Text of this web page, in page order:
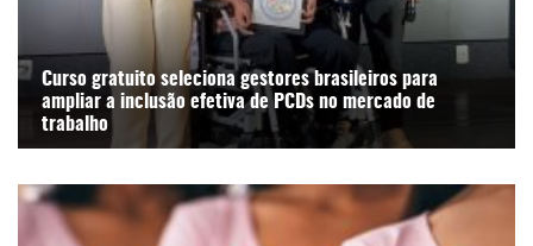
Curso gratuito seleciona gestores brasileiros para
ampliar a inclusão efetiva de PCDs no mercado de
trabalho